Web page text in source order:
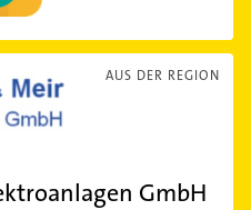
AUS DER REGION
GmbH